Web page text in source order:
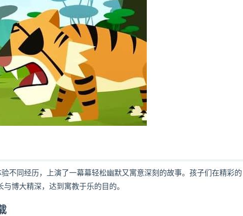
不同经历，上演了一幕幕轻松幽默又寓意深刻的故事。孩子们在精彩的
博大精深，达到寓教于乐的目的。